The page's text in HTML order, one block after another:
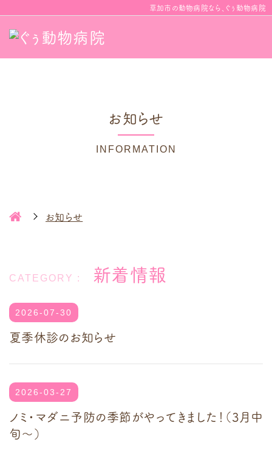
草加市の動物病院なら、ぐぅ動物病院
お知らせ
INFORMATION
お知らせ
新着情報
2026-07-30
夏季休診のお知らせ
2026-03-27
ノミ・マダニ予防の季節がやってきました！（3月中
旬～）